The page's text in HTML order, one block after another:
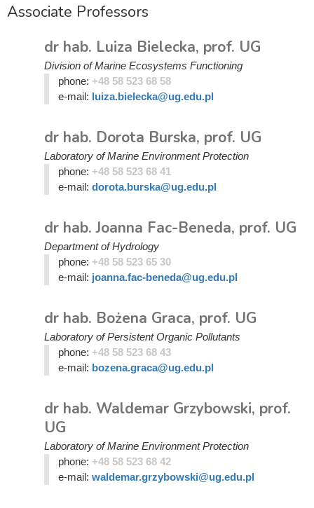
Associate Professors
dr hab. Luiza Bielecka, prof. UG
Division of Marine Ecosystems Functioning
phone: +48 58 523 68 58
e-mail: luiza.bielecka@ug.edu.pl
dr hab. Dorota Burska, prof. UG
Laboratory of Marine Environment Protection
phone: +48 58 523 68 41
e-mail: dorota.burska@ug.edu.pl
dr hab. Joanna Fac-Beneda, prof. UG
Department of Hydrology
phone: +48 58 523 65 30
e-mail: joanna.fac-beneda@ug.edu.pl
dr hab. Bożena Graca, prof. UG
Laboratory of Persistent Organic Pollutants
phone: +48 58 523 68 43
e-mail: bozena.graca@ug.edu.pl
dr hab. Waldemar Grzybowski, prof.
UG
Laboratory of Marine Environment Protection
phone: +48 58 523 68 42
e-mail: waldemar.grzybowski@ug.edu.pl